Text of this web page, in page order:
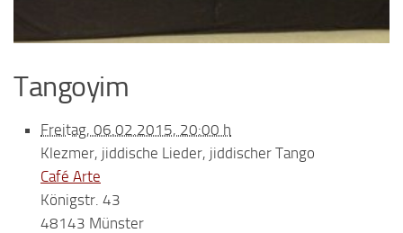
Tangoyim
Freitag, 06.02.2015, 20:00 h
Klezmer, jiddische Lieder, jiddischer Tango
Café Arte
Königstr. 43
48143 Münster